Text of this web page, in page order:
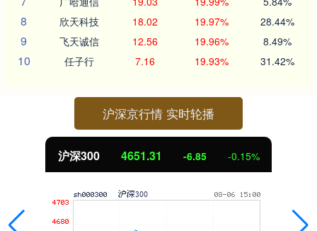
8 欣天科技 18.02 19.97% 28.44%
9 飞天诚信 12.56 19.96% 8.49%
10 任子行 7.16 19.93% 31.42%
沪深京行情 实时轮播
沪深300 4651.31 -6.85 -0.15%